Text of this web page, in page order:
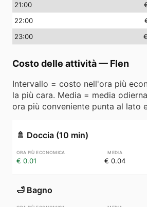
21:00
22:00
23:00
Costo delle attività— Flen
Intervallo = costo nell'ora più
la più cara. Media = media
ora più conveniente punta al lato
🚿 Doccia (10 min)
€ 0.01 € 0.04
🛁 Bagno